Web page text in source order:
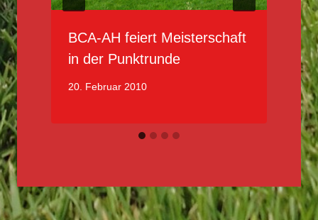
BCA-AH feiert Meisterschaft
in der Punktrunde
20. Februar 2010